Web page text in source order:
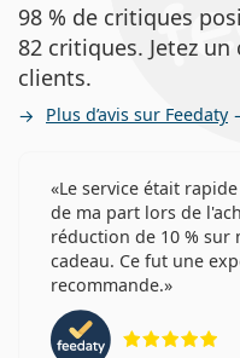
98 % de critiques
82 critiques. Jetez
clients.
Plus d’avis sur Feedaty
Le service était
de ma part lors de
réduction de 10 %
cadeau. Ce fut une
recommande.